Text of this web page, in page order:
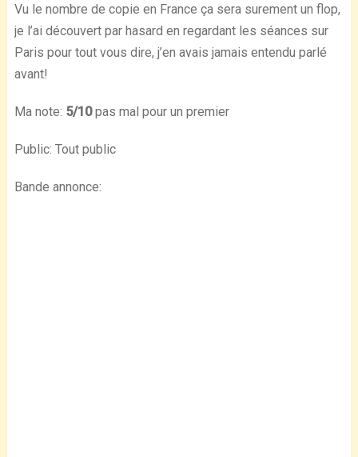
Vu le nombre de copie en France ça sera surement un flop,
je l’ai découvert par hasard en regardant les séances sur
Paris pour tout vous dire, j’en avais jamais entendu parlé
avant!
Ma note: 5/10pas mal pour un premier
Public: Tout public
Bande annonce: